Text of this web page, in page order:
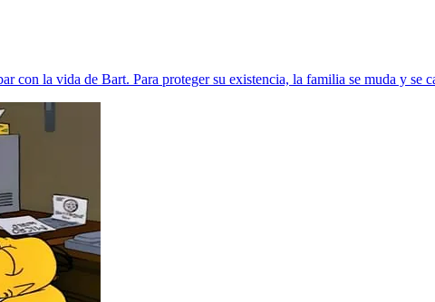
con la vida de Bart. Para proteger su existencia, la familia se muda y se